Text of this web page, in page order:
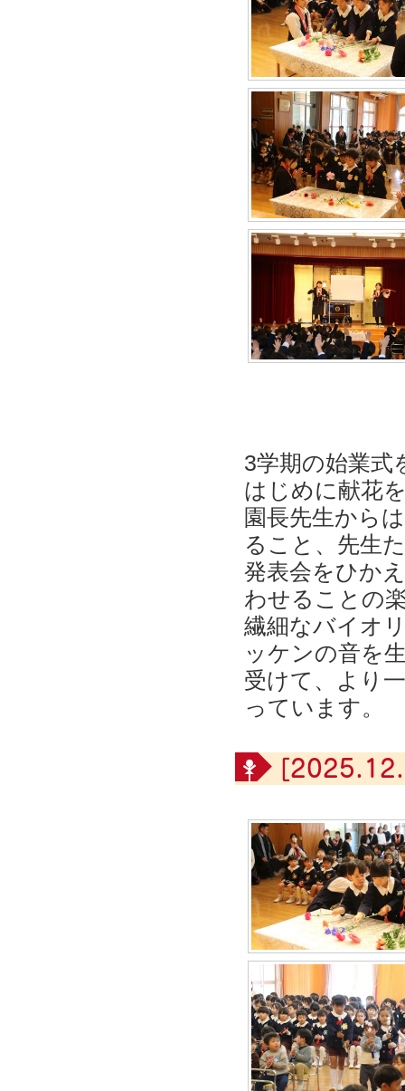
3学期の始業式
はじめに献花
園長先生から
ること、先生
発表会をひか
わせることの
繊細なバイオ
ッケンの音を
受けて、より
っています。